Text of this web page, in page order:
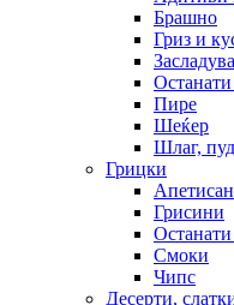
Брашно
Гриз и
Пире
Шеќер
Шлаг,
Грицки
Грисини
Смоки
Чипс
Десерти,